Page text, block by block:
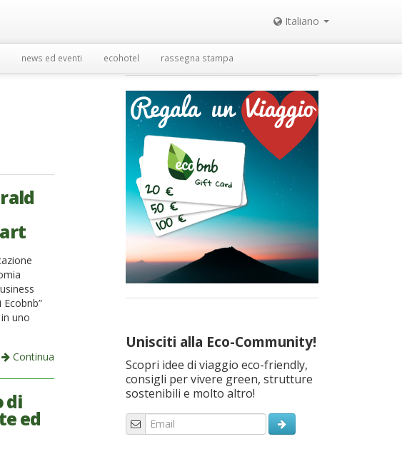
Italiano
news ed eventi ecohotel rassegna stampa
uno
Continua
di
ed
Unisciti alla Eco-Community!
Scopri idee di viaggio eco-friendly,
consigli per vivere green, strutture
sostenibili e molto altro!